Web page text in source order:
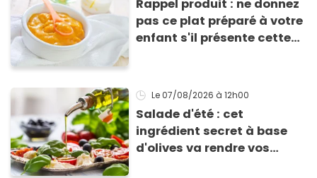
Rappel produit : ne donnez
pas ce plat préparé à votre
enfant s'il présente cette
Le 07/08/2026 à 12h00
Salade d'été : cet
ingrédient secret à base
d'olives va rendre vos